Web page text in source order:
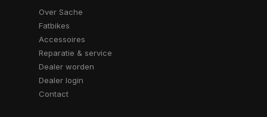
Over Sache
Fatbikes
Accessoires
Reparatie & service
Dealer worden
Dealer login
Contact